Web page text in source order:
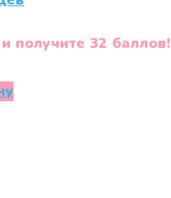
получите 32 баллов!